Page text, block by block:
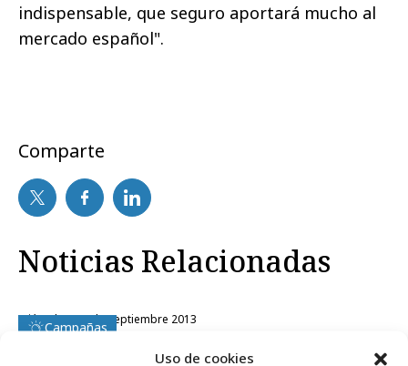
Uso de cookies
indispensable, que seguro aportará mucho al
mercado español".
Comparte
Noticias Relacionadas
Campañas
miércoles, 18 de septiembre 2013
Chevrolet pone un Branded Pin en Waze